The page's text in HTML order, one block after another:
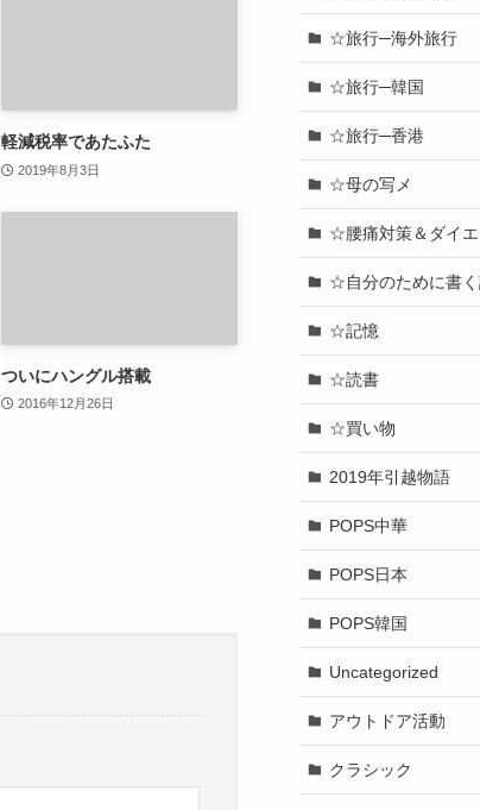
軽減税率であたふた
2019年8月3日
ついにハングル搭載
2016年12月26日
☆旅行─海外旅行
☆旅行─韓国
☆旅行─香港
☆母の写メ
☆腰痛対策＆ダイエ
☆自分のために書
☆記憶
☆読書
☆買い物
2019年引越物語
POPS中華
POPS日本
POPS韓国
Uncategorized
アウトドア活動
クラシック